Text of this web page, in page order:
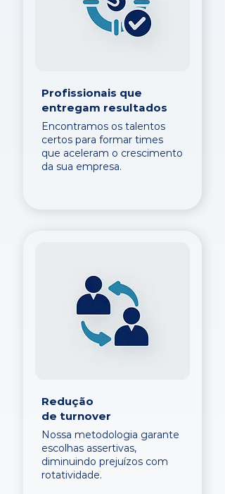
Profissionais que
entregam resultados
Encontramos os talentos
certos para formar times
que aceleram o crescimento
da sua empresa.
Redução
de turnover
Nossa metodologia garante
escolhas assertivas,
diminuindo prejuízos com
rotatividade.